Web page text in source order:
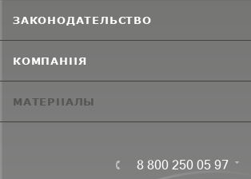
ЗАКОНОДАТЕЛЬСТВО
КОМПАНИЯ
МАТЕРИАЛЫ
8 800 250 05 97